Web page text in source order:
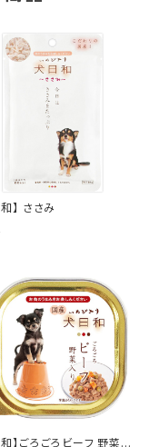
和】 ささみ
和】ごろごろビーフ 野菜入